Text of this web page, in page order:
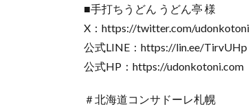
■手打ちうどん うどん亭 様
X：https://twitter.com/udonkotoni
公式LINE：https://lin.ee/TirvUHp
公式HP：https://udonkotoni.com
＃北海道コンサドーレ札幌